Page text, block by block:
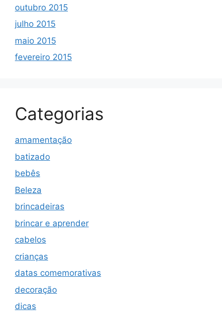
outubro 2015
julho 2015
maio 2015
fevereiro 2015
Categorias
amamentação
batizado
bebês
Beleza
brincadeiras
brincar e aprender
cabelos
crianças
datas comemorativas
decoração
dicas